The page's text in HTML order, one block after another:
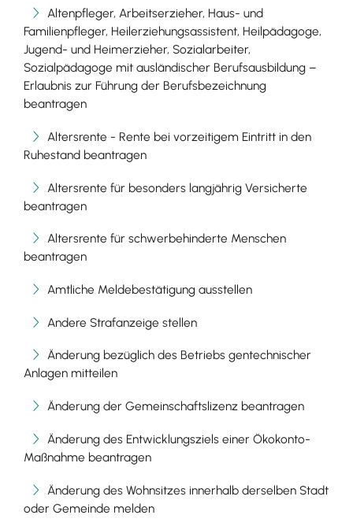
Altenpfleger, Arbeitserzieher, Haus- und
Familienpfleger, Heilerziehungsassistent, Heilpädagoge,
Jugend- und Heimerzieher, Sozialarbeiter,
Sozialpädagoge mit ausländischer Berufsausbildung –
Erlaubnis zur Führung der Berufsbezeichnung
beantragen
Altersrente - Rente bei vorzeitigem Eintritt in den
Ruhestand beantragen
Altersrente für besonders langjährig Versicherte
beantragen
Altersrente für schwerbehinderte Menschen
beantragen
Amtliche Meldebestätigung ausstellen
Andere Strafanzeige stellen
Änderung bezüglich des Betriebs gentechnischer
Anlagen mitteilen
Änderung der Gemeinschaftslizenz beantragen
Änderung des Entwicklungsziels einer Ökokonto-
Maßnahme beantragen
Änderung des Wohnsitzes innerhalb derselben Stadt
oder Gemeinde melden